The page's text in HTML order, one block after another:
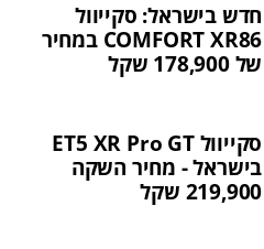
חדש בישראל: סקייוול
COMFORT XR86 במחיר
של 178,900 שקל
סקייוול ET5 XR Pro GT
בישראל - מחיר השקה
219,900 שקל